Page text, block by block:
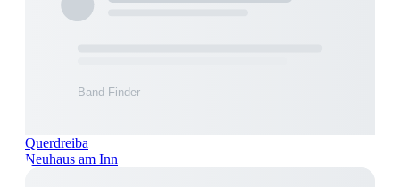
Querdreiba
Neuhaus am Inn